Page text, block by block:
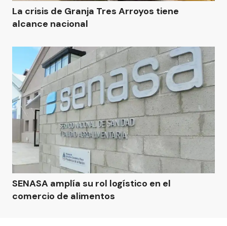
La crisis de Granja Tres Arroyos tiene
alcance nacional
SENASA amplía su rol logístico en el
comercio de alimentos